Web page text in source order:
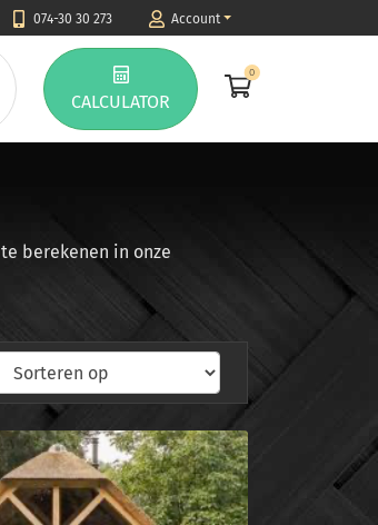
074-30 30 273 Account
CALCULATOR
0
berekenen in onze